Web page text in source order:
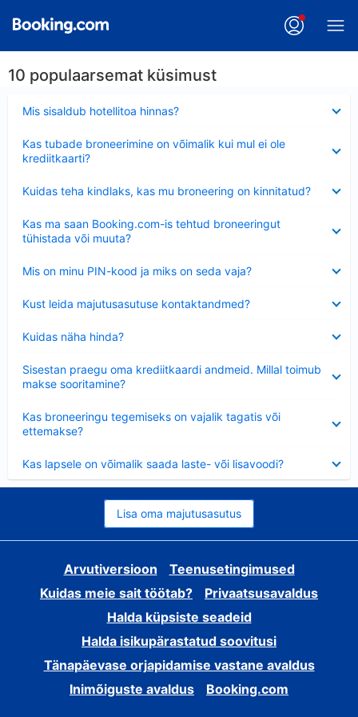
10 populaarsemat küsimust
Mis sisaldub hotellitoa hinnas?
Kas tubade broneerimine on võimalik kui mul ei ole
krediitkaarti?
Kuidas teha kindlaks, kas mu broneering on kinnitatud?
Kas ma saan Booking.com-is tehtud broneeringut
tühistada või muuta?
Mis on minu PIN-kood ja miks on seda vaja?
Kust leida majutusasutuse kontaktandmed?
Kuidas näha hinda?
Sisestan praegu oma krediitkaardi andmeid. Millal toimub
makse sooritamine?
Kas broneeringu tegemiseks on vajalik tagatis või
ettemakse?
Kas lapsele on võimalik saada laste- või lisavoodi?
Lisa oma majutusasutus
Arvutiversioon
Teenusetingimused
Kuidas meie sait töötab?
Privaatsusavaldus
Halda küpsiste seadeid
Halda isikupärastatud soovitusi
Tänapäevase orjapidamise vastane avaldus
Inimõiguste avaldus
Booking.com